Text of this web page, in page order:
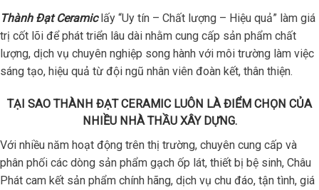
Thành Đạt Ceramiclấy “Uy tín – Chất lượng – Hiệu quả” làm giá
trị cốt lõi để phát triển lâu dài nhằm cung cấp sản phẩm chất
lượng, dịch vụ chuyên nghiệp song hành với môi trường làm việc
sáng tạo, hiệu quả từ đội ngũ nhân viên đoàn kết, thân thiện.
TẠI SAO THÀNH ĐẠT CERAMIC LUÔN LÀ ĐIỂM CHỌN CỦA
NHIỀU NHÀ THẦU XÂY DỰNG.
Với nhiều năm hoạt động trên thị trường, chuyên cung cấp và
phân phối các dòng sản phẩm gạch ốp lát, thiết bị bệ sinh, Châu
Phát cam kết sản phẩm chính hãng, dịch vụ chu đáo, tận tình, giá